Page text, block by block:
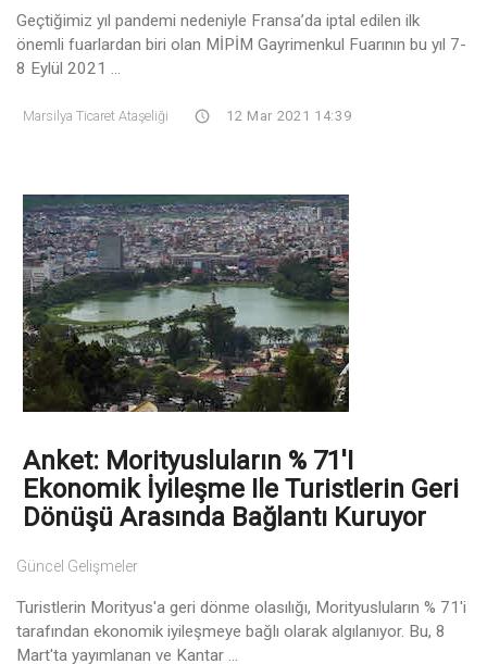
Geçtiğimiz yıl pandemi nedeniyle Fransa’da iptal edilen ilk
önemli fuarlardan biri olan MİPİM Gayrimenkul Fuarının bu yıl 7-
8 Eylül 2021 ...
Marsilya Ticaret Ataşeliği 12 Mar 2021 14:39
Anket: Morityusluların % 71'i
Ekonomik İyileşme Ile Turistlerin Geri
Dönüşü Arasında Bağlantı Kuruyor
Güncel Gelişmeler
Turistlerin Morityus'a geri dönme olasılığı, Morityusluların % 71'i
tarafından ekonomik iyileşmeye bağlı olarak algılanıyor. Bu, 8
Mart'ta yayımlanan ve Kantar ...